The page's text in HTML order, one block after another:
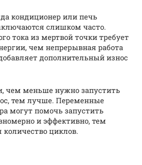
кондиционер или печь
слишком часто.
тока из мертвой точки требует
чем непрерывная работа
дополнительный износ
чем меньше нужно запустить
тем лучше. Переменные
могут помочь запустить
и эффективно, тем
циклов.